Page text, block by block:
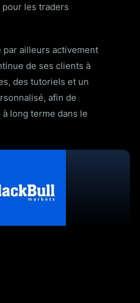
pour les traders
par ailleurs activement
de ses clients à
des tutoriels et un
afin de
long terme dans le